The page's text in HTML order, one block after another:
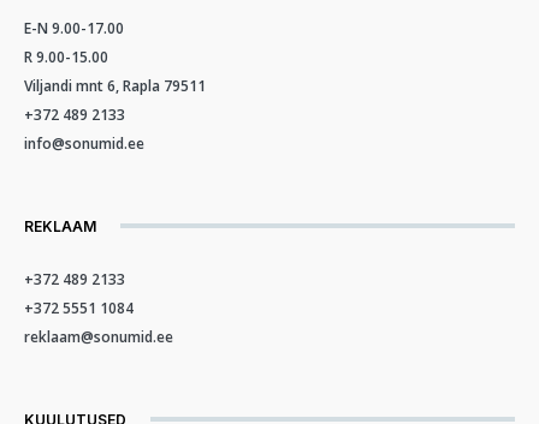
E-N 9.00-17.00
R 9.00-15.00
Viljandi mnt 6, Rapla 79511
+372 489 2133
info@sonumid.ee
REKLAAM
+372 489 2133
+372 5551 1084
reklaam@sonumid.ee
KUULUTUSED